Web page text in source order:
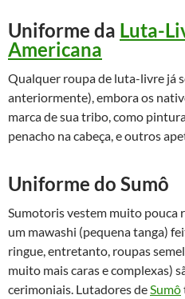
Uniforme da Luta-
Americana
Qualquer roupa de luta-livre já
anteriormente), embora os
marca de sua tribo, como
penacho na cabeça, e outros
Uniforme do Sumô
Sumotoris vestem muito pouca
um mawashi (pequena tanga)
ringue, entretanto, roupas
muito mais caras e complexas)
cerimoniais. Lutadores de Sumô